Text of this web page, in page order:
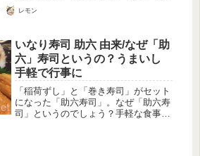
富のよう。スムージーが登場するまで
すが、スムージーとジュースって、い
っ...
レモン
いなり寿司 助六 由来/なぜ「助
六」寿司というの？うまいし
手軽で行事に
「稲荷ずし」と「巻き寿司」がセット
になった「助六寿司」。なぜ「助六寿
司」というのでしょう？手軽な食事と